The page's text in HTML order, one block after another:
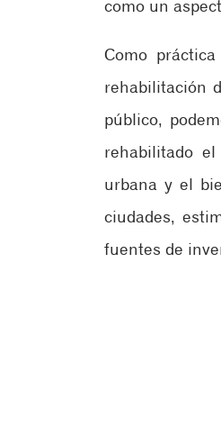
como un
Como
rehabilitación
público,
rehabilitado
urbana y el
ciudades,
fuentes de